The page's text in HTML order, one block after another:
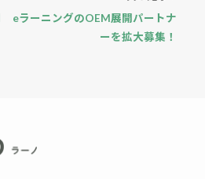
eラーニングのOEM展開パートナ
ーを拡大募集！